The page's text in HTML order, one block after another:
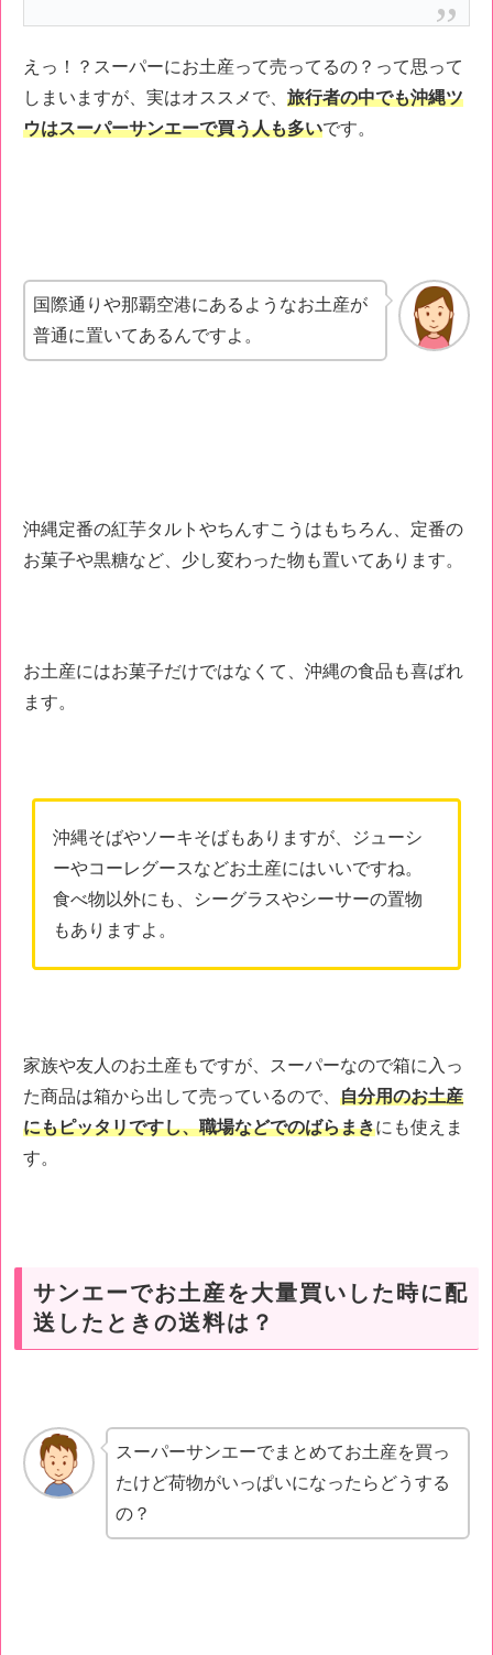
えっ！？スーパーにお土産って売ってるの？って思って
しまいますが、実はオススメで、 旅行者の中でも沖縄ツ
ウはスーパーサンエーで買う人も多いです。
国際通りや那覇空港にあるようなお土産が
普通に置いてあるんですよ。
沖縄定番の紅芋タルトやちんすこうはもちろん、定番の
お菓子や黒糖など、少し変わった物も置いてあります。
お土産にはお菓子だけではなくて、沖縄の食品も喜ばれ
ます。
沖縄そばやソーキそばもありますが、ジューシ
ーやコーレグースなどお土産にはいいですね。
食べ物以外にも、シーグラスやシーサーの置物
もありますよ。
家族や友人のお土産もですが、スーパーなので箱に入っ
た商品は箱から出して売っているので、 自分用のお土産
にもピッタリですし、職場などでのばらまきにも使えま
す。
サンエーでお土産を大量買いした時に配
送したときの送料は？
スーパーサンエーでまとめてお土産を買っ
たけど荷物がいっぱいになったらどうする
の？